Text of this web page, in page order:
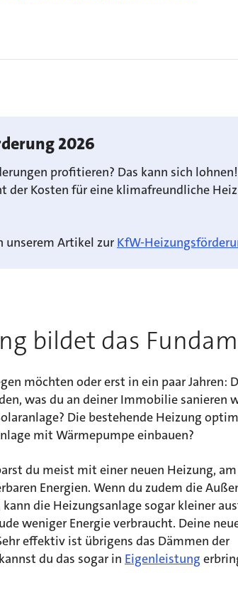
2026
profitieren? Das kann sich
der Kosten für eine klimafreundliche
unserem Artikel zur KfW-
bildet das
möchten oder erst in ein paar Jahren:
was du an deiner Immobilie sanieren
Die bestehende Heizung
mit Wärmepumpe einbauen?
du meist mit einer neuen Heizung,
Energien. Wenn du zudem die
die Heizungsanlage sogar kleiner
weniger Energie verbraucht. Deine
effektiv ist übrigens das Dämmen der
du das sogar in Eigenleistung